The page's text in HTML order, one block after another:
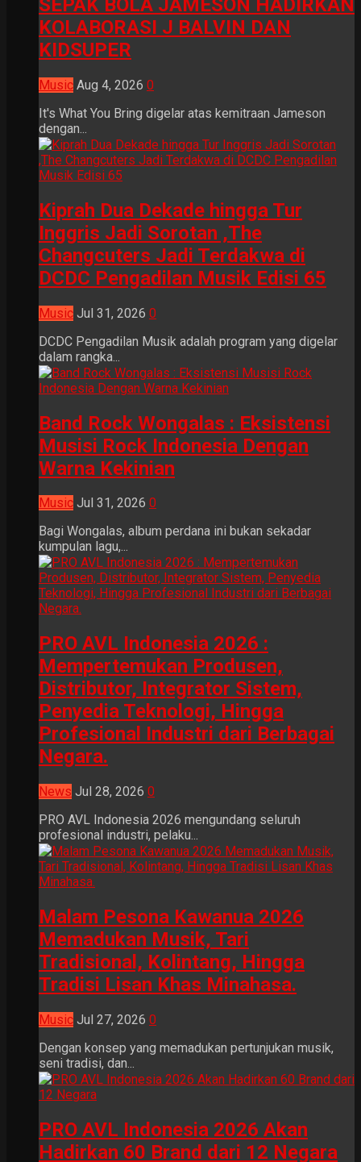
SEPAK BOLA JAMESON HADIRKAN
KOLABORASI J BALVIN DAN
KIDSUPER
Music Aug 4, 2026 0
It's What You Bring digelar atas kemitraan Jameson
dengan...
Kiprah Dua Dekade hingga Tur
Inggris Jadi Sorotan ,The
Changcuters Jadi Terdakwa di
DCDC Pengadilan Musik Edisi 65
Music Jul 31, 2026 0
DCDC Pengadilan Musik adalah program yang digelar
dalam rangka...
Band Rock Wongalas : Eksistensi
Musisi Rock Indonesia Dengan
Warna Kekinian
Music Jul 31, 2026 0
Bagi Wongalas, album perdana ini bukan sekadar
kumpulan lagu,...
PRO AVL Indonesia 2026 :
Mempertemukan Produsen,
Distributor, Integrator Sistem,
Penyedia Teknologi, Hingga
Profesional Industri dari Berbagai
Negara.
News Jul 28, 2026 0
PRO AVL Indonesia 2026 mengundang seluruh
profesional industri, pelaku...
Malam Pesona Kawanua 2026
Memadukan Musik, Tari
Tradisional, Kolintang, Hingga
Tradisi Lisan Khas Minahasa.
Music Jul 27, 2026 0
Dengan konsep yang memadukan pertunjukan musik,
seni tradisi, dan...
PRO AVL Indonesia 2026 Akan
Hadirkan 60 Brand dari 12 Negara